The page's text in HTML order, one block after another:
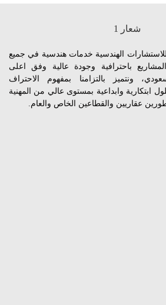
الهندسية خدمات هندسية في جميع
باحترافية وجودة عالية وفق اعلى
ونتميز بالتزامنا بمفهوم الاحتراف
ابتكارية وابداعية بمستوى عالي من المهنية
عقاريين والقطاعين الخاص والعام.